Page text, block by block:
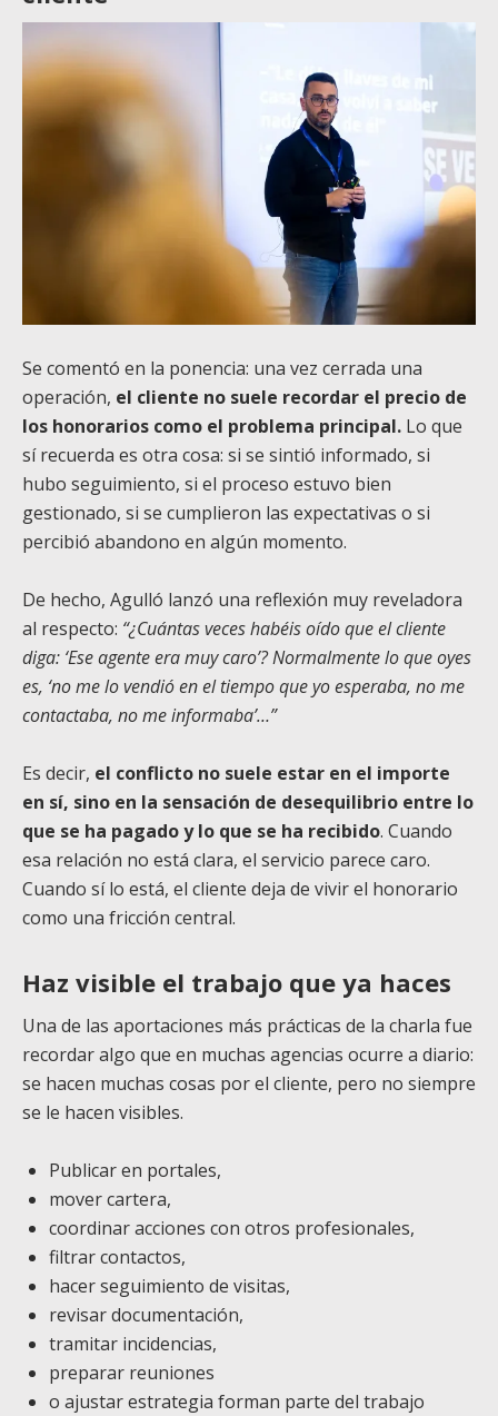
Se comentó en la ponencia: una vez cerrada una
operación, el cliente no suele recordar el precio de
los honorarios como el problema principal. Lo que
sí recuerda es otra cosa: si se sintió informado, si
hubo seguimiento, si el proceso estuvo bien
gestionado, si se cumplieron las expectativas o si
percibió abandono en algún momento.
De hecho, Agulló lanzó una reflexión muy reveladora
al respecto: “¿Cuántas veces habéis oído que el cliente
diga: ‘Ese agente era muy caro’? Normalmente lo que oyes
es, ‘no me lo vendió en el tiempo que yo esperaba, no me
contactaba, no me informaba’…”
Es decir, el conflicto no suele estar en el importe
en sí, sino en la sensación de desequilibrio entre lo
que se ha pagado y lo que se ha recibido. Cuando
esa relación no está clara, el servicio parece caro.
Cuando sí lo está, el cliente deja de vivir el honorario
como una fricción central.
Haz visible el trabajo que ya haces
Una de las aportaciones más prácticas de la charla fue
recordar algo que en muchas agencias ocurre a diario:
se hacen muchas cosas por el cliente, pero no siempre
se le hacen visibles.
Publicar en portales,
mover cartera,
coordinar acciones con otros profesionales,
filtrar contactos,
hacer seguimiento de visitas,
revisar documentación,
tramitar incidencias,
preparar reuniones
o ajustar estrategia forman parte del trabajo